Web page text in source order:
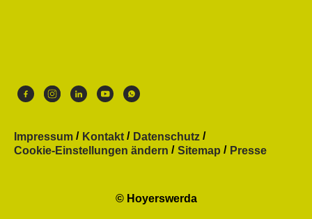
Impressum Kontakt
Datenschutz
Cookie-Einstellungen ändern
Sitemap Presse
© Hoyerswerda